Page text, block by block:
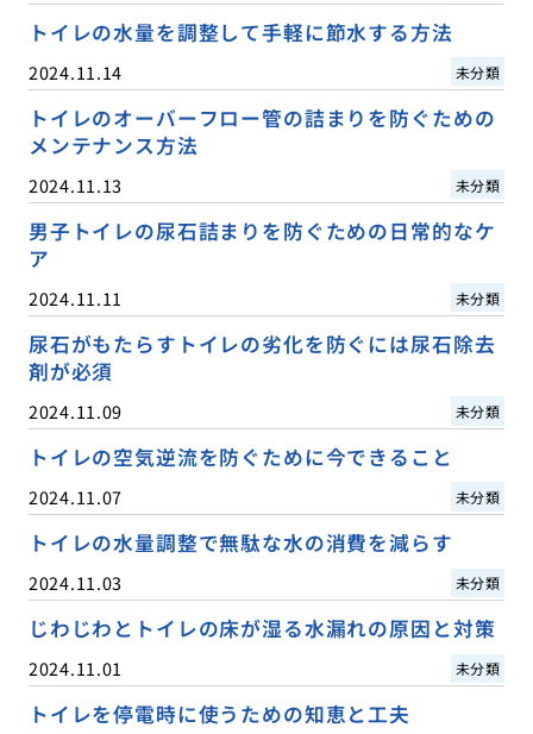
トイレの水量を調整して手軽に節水する方法
2024.11.14 未分類
トイレのオーバーフロー管の詰まりを防ぐための
メンテナンス方法
2024.11.13 未分類
男子トイレの尿石詰まりを防ぐための日常的なケ
ア
2024.11.11 未分類
尿石がもたらすトイレの劣化を防ぐには尿石除去
剤が必須
2024.11.09 未分類
トイレの空気逆流を防ぐために今できること
2024.11.07 未分類
トイレの水量調整で無駄な水の消費を減らす
2024.11.03 未分類
じわじわとトイレの床が湿る水漏れの原因と対策
2024.11.01 未分類
トイレを停電時に使うための知恵と工夫